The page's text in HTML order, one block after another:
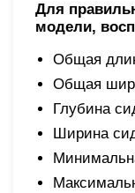
Для
модели,
Общая
Общая
Глубина
Ширина